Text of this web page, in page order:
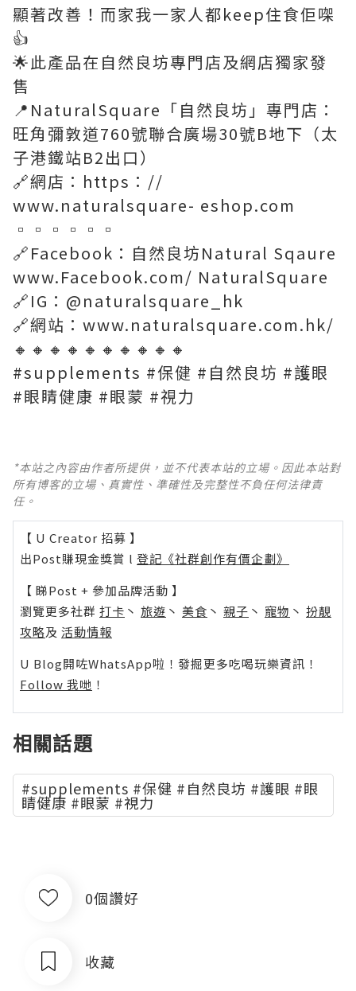
顯著改善！而家我一家人都keep住食佢㗎
👍
🌟此產品在自然良坊專門店及網店獨家發
售
📍NaturalSquare「自然良坊」專門店：
旺角彌敦道760號聯合廣場30號B地下（太
子港鐵站B2出口）
🔗網店：https：//
www.naturalsquare- eshop.com
▫️▫️▫️▫️▫️▫️
🔗Facebook：自然良坊Natural Sqaure
www.Facebook.com/ NaturalSquare
🔗IG：@naturalsquare_hk
🔗網站：www.naturalsquare.com.hk/
🔸🔸🔸🔸🔸🔸🔸🔸🔸🔸
#supplements #保健 #自然良坊 #護眼
#眼睛健康 #眼蒙 #視力
*本站之內容由作者所提供，並不代表本站的立場。因此本站對
所有博客的立場、真實性、準確性及完整性不負任何法律責
任。
【 U Creator 招募 】
出Post賺現金獎賞 l 登記《社群創作有價企劃》
【 睇Post + 參加品牌活動 】
瀏覽更多社群 打卡 丶 旅遊 丶 美食 丶 親子 丶 寵物 丶 扮靚
攻略及 活動情報
U Blog開咗WhatsApp啦！發掘更多吃喝玩樂資訊！
Follow 我哋 ！
相關話題
#supplements #保健 #自然良坊 #護眼 #眼
睛健康 #眼蒙 #視力
0個讚好
收藏